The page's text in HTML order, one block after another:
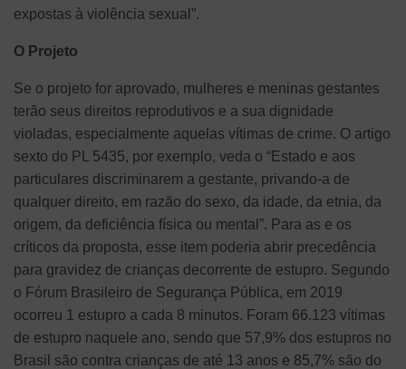
expostas à violência sexual”.
O Projeto
Se o projeto for aprovado, mulheres e meninas gestantes
terão seus direitos reprodutivos e a sua dignidade
violadas, especialmente aquelas vítimas de crime. O artigo
sexto do PL 5435, por exemplo, veda o “Estado e aos
particulares discriminarem a gestante, privando-a de
qualquer direito, em razão do sexo, da idade, da etnia, da
origem, da deficiência física ou mental”. Para as e os
críticos da proposta, esse item poderia abrir precedência
para gravidez de crianças decorrente de estupro. Segundo
o Fórum Brasileiro de Segurança Pública, em 2019
ocorreu 1 estupro a cada 8 minutos. Foram 66.123 vítimas
de estupro naquele ano, sendo que 57,9% dos estupros no
Brasil são contra crianças de até 13 anos e 85,7% são do